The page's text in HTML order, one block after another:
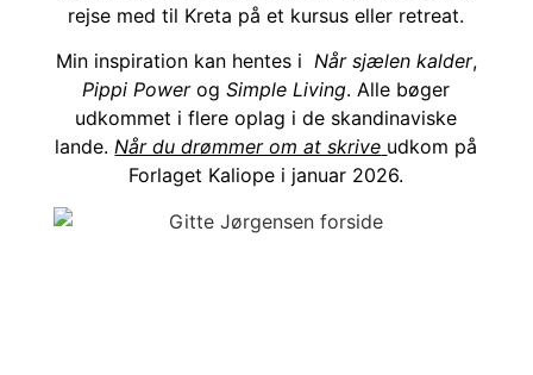
rejse med til Kreta på et kursus eller retreat.
Min inspiration kan hentes i Når sjælen kalder,
Pippi PowerogSimple Living. Alle bøger
udkommet i flere oplag i de skandinaviske
lande.Når du drømmer om at skrive udkom på
Forlaget Kaliope i januar 2026.